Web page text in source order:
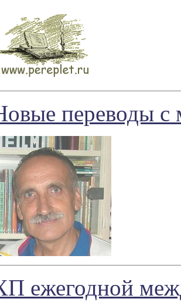
переводы с
ежегодной